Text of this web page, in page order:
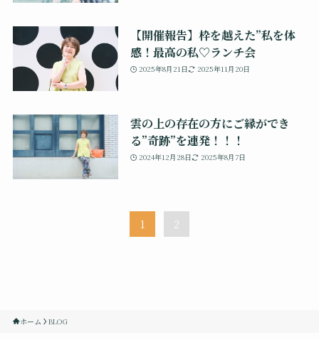
【開催報告】枠を越えた”私を体
感！最高の私♡ランチ会
2025年8月21日 2025年11月20日
雲の上の存在の方にご縁ができ
る”奇跡”を連発！！！
2024年12月28日 2025年8月7日
1 2
ホーム BLOG